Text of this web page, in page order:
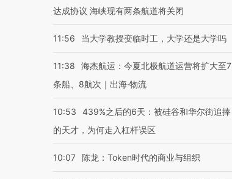
达成协议 海峡现有两条航道将关闭
11:56 当大学教授变临时工，大学还是大学吗
11:38
海杰航运：今夏北极航道运营将扩大至7
条船、8航次｜出海·物流
10:53
439%之后的6天：被硅谷和华尔街追捧
的天才，为何走入杠杆误区
10:07 陈龙：Token时代的商业与组织